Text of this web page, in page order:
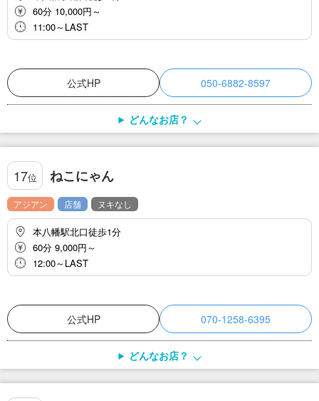
60分 10,000円～
11:00～LAST
公式HP 050-6882-8597
どんなお店？
17位 ねこにゃん
アジアン 店舗 ヌキなし
本八幡駅北口徒歩1分
60分 9,000円～
12:00～LAST
公式HP 070-1258-6395
どんなお店？